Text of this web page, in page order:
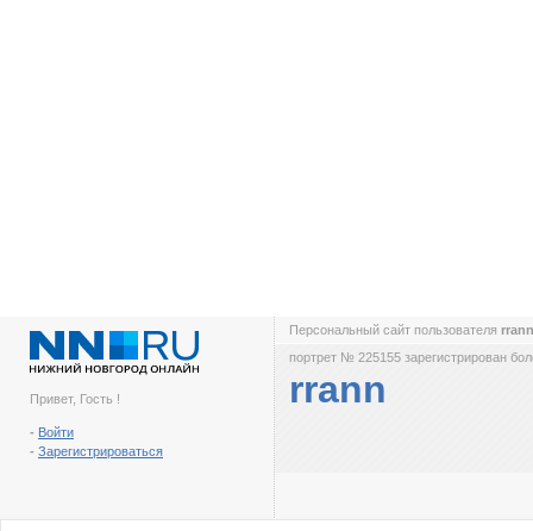
Привет, Гость !
- Войти
- Зарегистрироваться
Персональный сайт пользователя
портрет № 225155 зарегистрирован
rrann